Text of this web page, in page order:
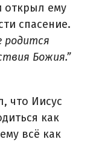
открыл ему
спасение.
родится
Божия.”
что Иисус
как
всё как